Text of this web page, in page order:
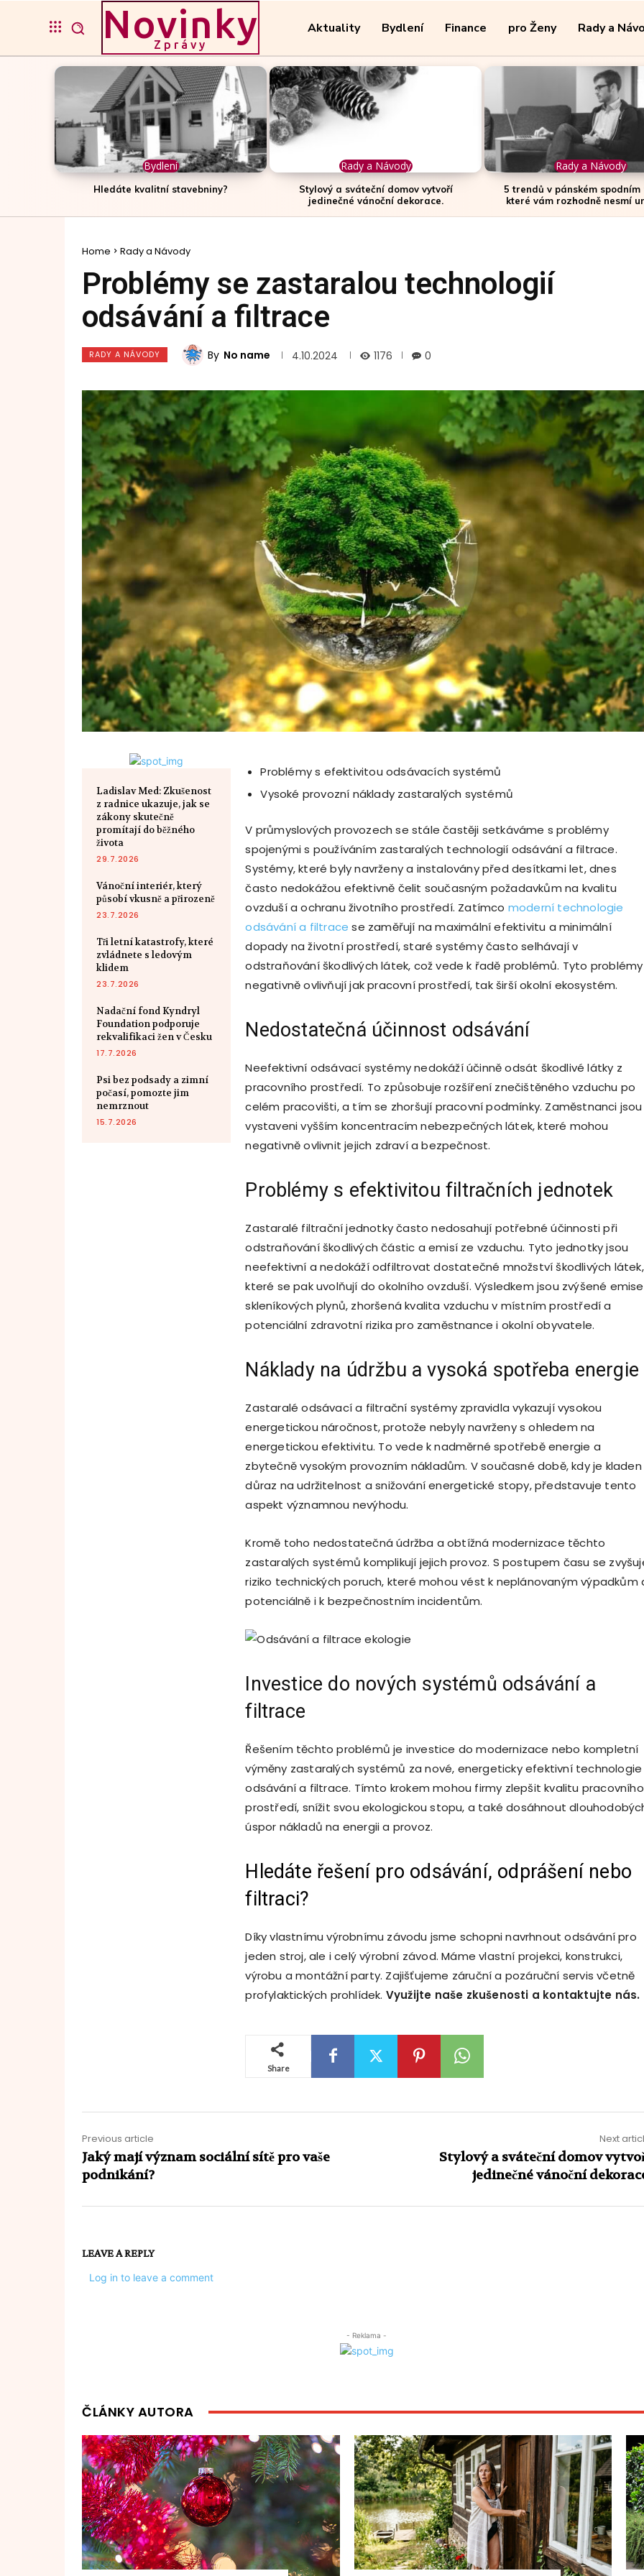
Novinky
Zprávy
Aktuality Bydlení Finance pro Ženy Rady a
Bydlení
Hledáte kvalitní stavebniny?
Rady a Návody
Stylový a sváteční domov vytvoří
jedinečné vánoční dekorace.
Rady a Návody
5 trendů v pánském spodním
které vám rozhodně nesmí
Home Rady a Návody
Problémy se zastaralou technologií
odsávání a filtrace
RADY A NÁVODY By No name 4.10.2024 1176 0
Ladislav Med: Zkušenost
z radnice ukazuje, jak se
zákony skutečně
promítají do běžného
života
29.7.2026
Vánoční interiér, který
působí vkusně a přirozeně
23.7.2026
Tři letní katastrofy, které
zvládnete s ledovým
klidem
23.7.2026
Nadační fond Kyndryl
Foundation podporuje
rekvalifikaci žen v Česku
17.7.2026
Psi bez podsady a zimní
počasí, pomozte jim
nemrznout
15.7.2026
Problémy s efektivitou odsávacích systémů
Vysoké provozní náklady zastaralých systémů
V průmyslových provozech se stále častěji setkáváme s problémy
spojenými s používáním zastaralých technologií odsávání a filtrace.
Systémy, které byly navrženy a instalovány před desítkami let, dnes
často nedokážou efektivně čelit současným požadavkům na kvalitu
ovzduší a ochranu životního prostředí. Zatímco moderní technologie
odsávání a filtrace se zaměřují na maximální efektivitu a minimální
dopady na životní prostředí, staré systémy často selhávají v
odstraňování škodlivých látek, což vede k řadě problémů. Tyto problémy
negativně ovlivňují jak pracovní prostředí, tak širší okolní ekosystém.
Nedostatečná účinnost odsávání
Neefektivní odsávací systémy nedokáží účinně odsát škodlivé látky z
pracovního prostředí. To způsobuje rozšíření znečištěného vzduchu po
celém pracovišti, a tím se zhoršují pracovní podmínky. Zaměstnanci jsou
vystaveni vyšším koncentracím nebezpečných látek, které mohou
negativně ovlivnit jejich zdraví a bezpečnost.
Problémy s efektivitou filtračních jednotek
Zastaralé filtrační jednotky často nedosahují potřebné účinnosti při
odstraňování škodlivých částic a emisí ze vzduchu. Tyto jednotky jsou
neefektivní a nedokáží odfiltrovat dostatečné množství škodlivých látek,
které se pak uvolňují do okolního ovzduší. Výsledkem jsou zvýšené emise
skleníkových plynů, zhoršená kvalita vzduchu v místním prostředí a
potenciální zdravotní rizika pro zaměstnance i okolní obyvatele.
Náklady na údržbu a vysoká spotřeba energie
Zastaralé odsávací a filtrační systémy zpravidla vykazují vysokou
energetickou náročnost, protože nebyly navrženy s ohledem na
energetickou efektivitu. To vede k nadměrné spotřebě energie a
zbytečně vysokým provozním nákladům. V současné době, kdy je kladen
důraz na udržitelnost a snižování energetické stopy, představuje tento
aspekt významnou nevýhodu.
Kromě toho nedostatečná údržba a obtížná modernizace těchto
zastaralých systémů komplikují jejich provoz. S postupem času se
riziko technických poruch, které mohou vést k neplánovaným výpadkům
potenciálně i k bezpečnostním incidentům.
Investice do nových systémů odsávání a
filtrace
Řešením těchto problémů je investice do modernizace nebo kompletní
výměny zastaralých systémů za nové, energeticky efektivní technologie
odsávání a filtrace. Tímto krokem mohou firmy zlepšit kvalitu pracovního
prostředí, snížit svou ekologickou stopu, a také dosáhnout
úspor nákladů na energii a provoz.
Hledáte řešení pro odsávání, odprášení nebo
filtraci?
Díky vlastnímu výrobnímu závodu jsme schopni navrhnout odsávání pro
jeden stroj, ale i celý výrobní závod. Máme vlastní projekci, konstrukci,
výrobu a montážní party. Zajišťujeme záruční a pozáruční servis včetně
profylaktických prohlídek. Využijte naše zkušenosti a kontaktujte nás.
Share
Previous article
Jaký mají význam sociální sítě pro vaše
podnikání?
Next
Stylový a sváteční domov
jedinečné vánoční
LEAVE A REPLY
Log in to leave a comment
- Reklama -
ČLÁNKY AUTORA